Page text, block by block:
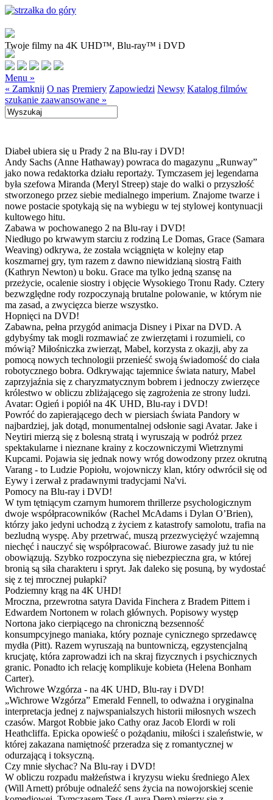
Twoje filmy na 4K UHD™, Blu-ray™ i DVD
Menu »
« Zamknij O nas Premiery Zapowiedzi Newsy Katalog filmów
szukanie zaawansowane »
Diabeł ubiera się u Prady 2 na Blu-ray i DVD!
Andy Sachs (Anne Hathaway) powraca do magazynu „Runway”
jako nowa redaktorka działu reportaży. Tymczasem jej legendarna
była szefowa Miranda (Meryl Streep) staje do walki o przyszłość
stworzonego przez siebie medialnego imperium. Znajome twarze i
nowe postacie spotykają się na wybiegu w tej stylowej kontynuacji
kultowego hitu.
Zabawa w pochowanego 2 na Blu-ray i DVD!
Niedługo po krwawym starciu z rodziną Le Domas, Grace (Samara
Weaving) odkrywa, że została wciągnięta w kolejny etap
koszmarnej gry, tym razem z dawno niewidzianą siostrą Faith
(Kathryn Newton) u boku. Grace ma tylko jedną szansę na
przeżycie, ocalenie siostry i objęcie Wysokiego Tronu Rady. Cztery
bezwzględne rody rozpoczynają brutalne polowanie, w którym nie
ma zasad, a zwycięzca bierze wszystko.
Hopnięci na DVD!
Zabawna, pełna przygód animacja Disney i Pixar na DVD. A
gdybyśmy tak mogli rozmawiać ze zwierzętami i rozumieli, co
mówią? Miłośniczka zwierząt, Mabel, korzysta z okazji, aby za
pomocą nowych technologii przenieść swoją świadomość do ciała
robotycznego bobra. Odkrywając tajemnice świata natury, Mabel
zaprzyjaźnia się z charyzmatycznym bobrem i jednoczy zwierzęce
królestwo w obliczu zbliżającego się zagrożenia ze strony ludzi.
Avatar: Ogień i popiół na 4K UHD, Blu-ray i DVD!
Powróć do zapierającego dech w piersiach świata Pandory w
najbardziej, jak dotąd, monumentalnej odsłonie sagi Avatar. Jake i
Neytiri mierzą się z bolesną stratą i wyruszają w podróż przez
spektakularne i nieznane krainy z koczowniczymi Wietrznymi
Kupcami. Pojawia się jednak nowy wróg dowodzony przez okrutną
Varang - to Ludzie Popiołu, wojowniczy klan, który odwrócił się od
Eywy i zerwał z pradawnymi tradycjami Na'vi.
Pomocy na Blu-ray i DVD!
W tym tętniącym czarnym humorem thrillerze psychologicznym
dwoje współpracowników (Rachel McAdams i Dylan O’Brien),
którzy jako jedyni uchodzą z życiem z katastrofy samolotu, trafia na
bezludną wyspę. Aby przetrwać, muszą przezwyciężyć wzajemną
niechęć i nauczyć się współpracować. Biurowe zasady już tu nie
obowiązują. Szybko rozpoczyna się niebezpieczna gra, w której
bronią są siła charakteru i spryt. Jak daleko się posuną, by wydostać
się z tej mrocznej pułapki?
Podziemny krąg na 4K UHD!
Mroczna, przewrotna satyra Davida Finchera z Bradem Pittem i
Edwardem Nortonem w rolach głównych. Popisowy występ
Nortona jako cierpiącego na chroniczną bezsenność
konsumpcyjnego maniaka, który poznaje cynicznego sprzedawcę
mydła (Pitt). Razem wyruszają na buntowniczą, egzystencjalną
krucjatę, która zaprowadzi ich na skraj fizycznych i psychicznych
granic. Ponadto ich relację komplikuje kobieta (Helena Bonham
Carter).
Wichrowe Wzgórza - na 4K UHD, Blu-ray i DVD!
„Wichrowe Wzgórza” Emerald Fennell, to odważna i oryginalna
interpretacja jednej z najwspanialszych historii miłosnych wszech
czasów. Margot Robbie jako Cathy oraz Jacob Elordi w roli
Heathcliffa. Epicka opowieść o pożądaniu, miłości i szaleństwie, w
której zakazana namiętność przeradza się z romantycznej w
odurzającą i toksyczną.
Czy mnie słychac? Na Blu-ray i DVD!
W obliczu rozpadu małżeństwa i kryzysu wieku średniego Alex
(Will Arnett) próbuje odnaleźć sens życia na nowojorskiej scenie